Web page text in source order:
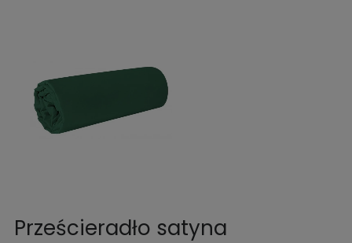
Prześcieradło satyna